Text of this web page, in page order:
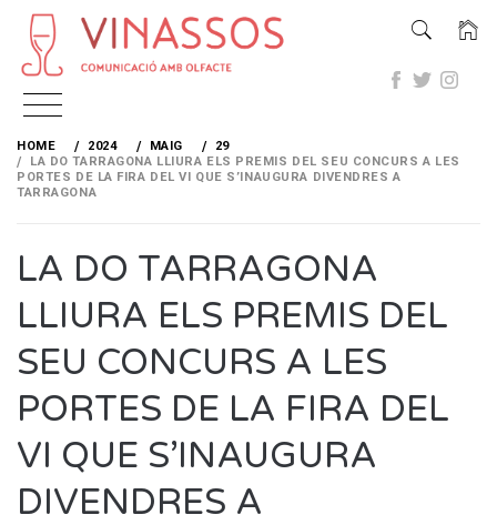
Skip
content
HOME 2024 MAIG
29
LA DO TARRAGONA LLIURA ELS PREMIS DEL SEU CONCURS A LES
PORTES DE LA FIRA DEL VI QUE S’INAUGURA DIVENDRES A
TARRAGONA
LA DO TARRAGONA
LLIURA ELS PREMIS DEL
SEU CONCURS A LES
PORTES DE LA FIRA DEL
VI QUE S’INAUGURA
DIVENDRES A